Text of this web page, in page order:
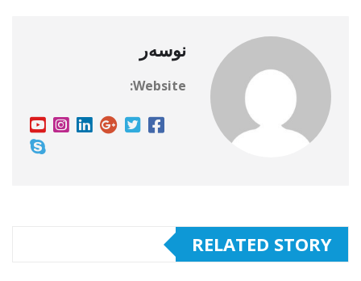
نوسەر
Website:
RELATED STORY